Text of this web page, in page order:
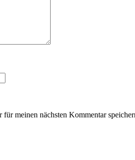
meinen nächsten Kommentar